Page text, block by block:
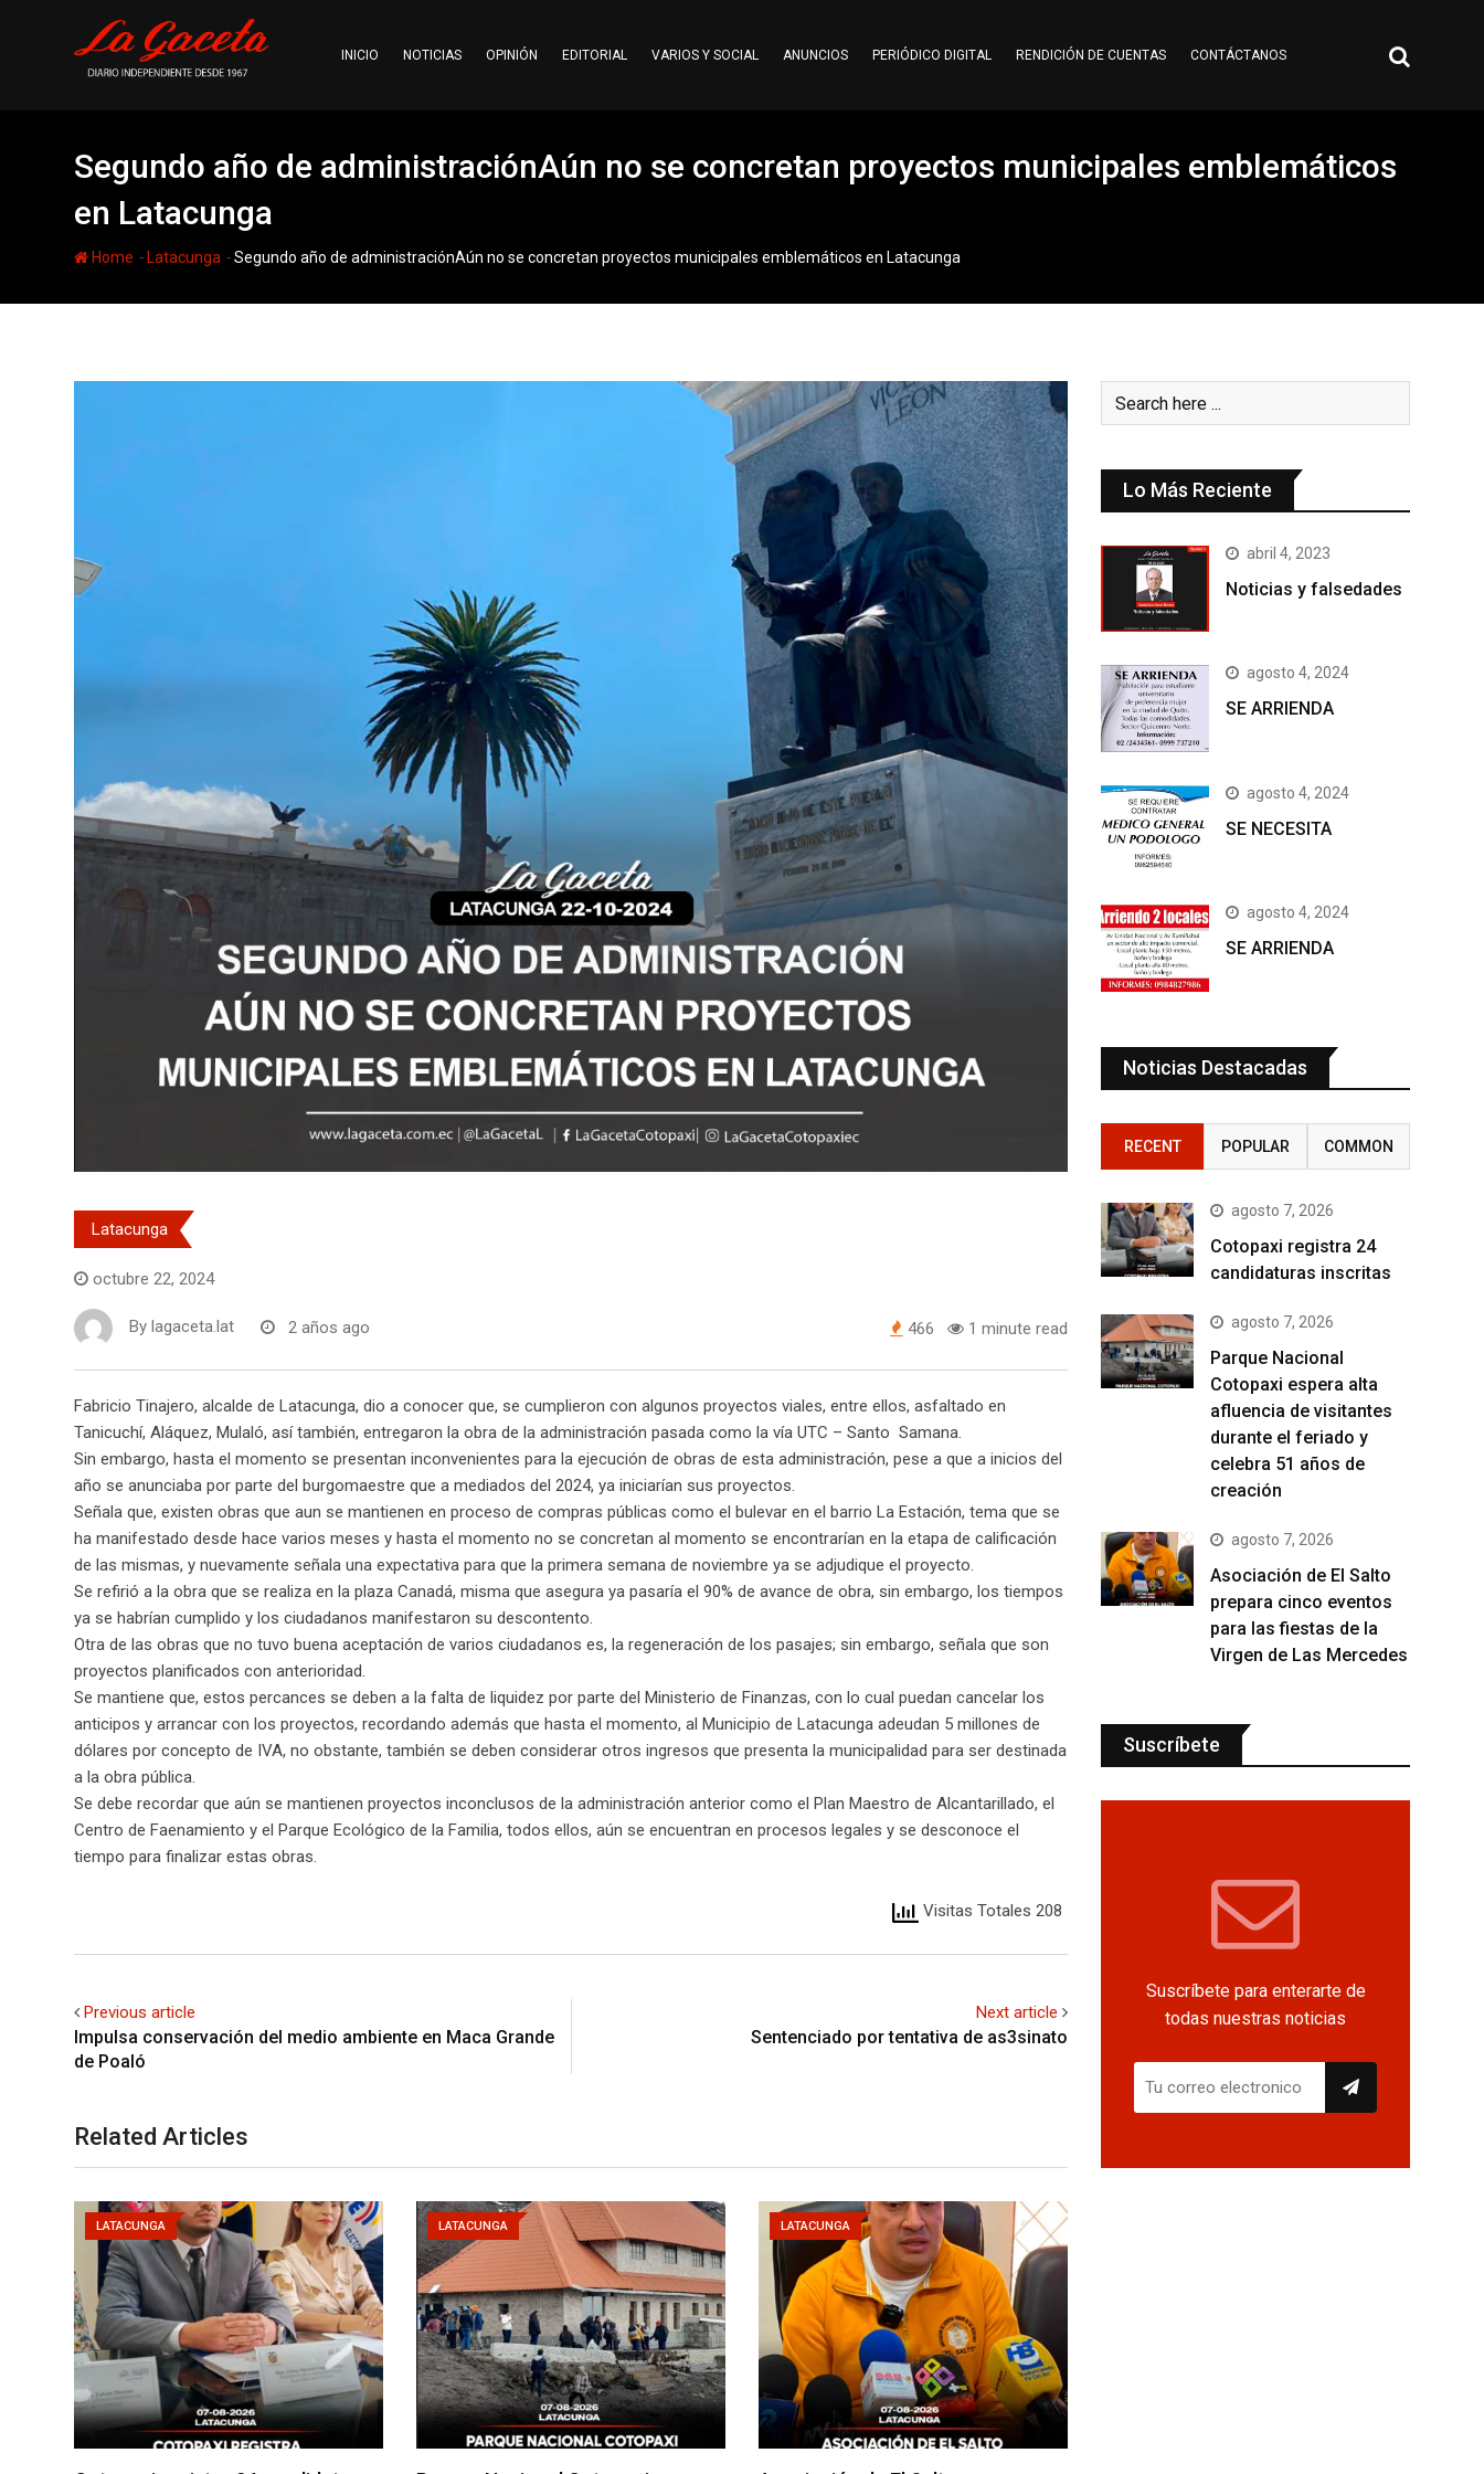
INICIO NOTICIAS OPINIÓN EDITORIAL VARIOS Y SOCIAL ANUNCIOS PERIÓDICO DIGITAL RENDICIÓN DE CUENTAS CONTÁCTANOS
Segundo año de administraciónAún no se concretan proyectos municipales emblemáticos
en Latacunga
Home - Latacunga -Segundo año de administraciónAún no se concretan proyectos municipales emblemáticos en Latacunga
Latacunga
octubre 22, 2024
By lagaceta.lat 2 años ago 466 1 minute read
Fabricio Tinajero, alcalde de Latacunga, dio a conocer que, se cumplieron con algunos proyectos viales, entre ellos, asfaltado en
Tanicuchí, Aláquez, Mulaló, así también, entregaron la obra de la administración pasada como la vía UTC – Santo Samana.
Sin embargo, hasta el momento se presentan inconvenientes para la ejecución de obras de esta administración, pese a que a inicios del
año se anunciaba por parte del burgomaestre que a mediados del 2024, ya iniciarían sus proyectos.
Señala que, existen obras que aun se mantienen en proceso de compras públicas como el bulevar en el barrio La Estación, tema que se
ha manifestado desde hace varios meses y hasta el momento no se concretan al momento se encontrarían en la etapa de calificación
de las mismas, y nuevamente señala una expectativa para que la primera semana de noviembre ya se adjudique el proyecto.
Se refirió a la obra que se realiza en la plaza Canadá, misma que asegura ya pasaría el 90% de avance de obra, sin embargo, los tiempos
ya se habrían cumplido y los ciudadanos manifestaron su descontento.
Otra de las obras que no tuvo buena aceptación de varios ciudadanos es, la regeneración de los pasajes; sin embargo, señala que son
proyectos planificados con anterioridad.
Se mantiene que, estos percances se deben a la falta de liquidez por parte del Ministerio de Finanzas, con lo cual puedan cancelar los
anticipos y arrancar con los proyectos, recordando además que hasta el momento, al Municipio de Latacunga adeudan 5 millones de
dólares por concepto de IVA, no obstante, también se deben considerar otros ingresos que presenta la municipalidad para ser destinada
a la obra pública.
Se debe recordar que aún se mantienen proyectos inconclusos de la administración anterior como el Plan Maestro de Alcantarillado, el
Centro de Faenamiento y el Parque Ecológico de la Familia, todos ellos, aún se encuentran en procesos legales y se desconoce el
tiempo para finalizar estas obras.
Visitas Totales 208
Previous article
Impulsa conservación del medio ambiente en Maca Grande
de Poaló
Next article
Sentenciado por tentativa de as3sinato
Related Articles
LATACUNGA LATACUNGA LATACUNGA
Lo Más Reciente
abril 4, 2023
Noticias y falsedades
agosto 4, 2024
SE ARRIENDA
agosto 4, 2024
SE NECESITA
agosto 4, 2024
SE ARRIENDA
Noticias Destacadas
RECENT POPULAR COMMON
agosto 7, 2026
Cotopaxi registra 24
candidaturas inscritas
agosto 7, 2026
Parque Nacional
Cotopaxi espera alta
afluencia de visitantes
durante el feriado y
celebra 51 años de
creación
agosto 7, 2026
Asociación de El Salto
prepara cinco eventos
para las fiestas de la
Virgen de Las Mercedes
Suscríbete
Suscríbete para enterarte de
todas nuestras noticias